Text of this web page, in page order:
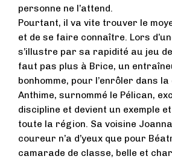
personne ne l’attend.
Pourtant, il va vite trouver le
et de se faire connaître. Lors
s’illustre par sa rapidité au jeu de
faut pas plus à Brice, un
bonhomme, pour l’enrôler dans
Anthime, surnommé le Pélican,
discipline et devient un exemple
toute la région. Sa voisine
coureur n’a d’yeux que pour
camarade de classe, belle et